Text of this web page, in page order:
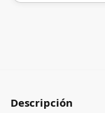
Descripción